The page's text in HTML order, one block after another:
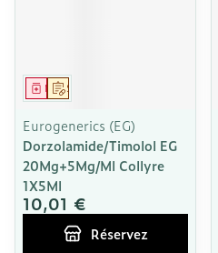
Sur prescription
Médicament
Eurogenerics (EG)
Dorzolamide/Timolol EG
20Mg+5Mg/Ml Collyre
1X5Ml
10,01 €
Réservez